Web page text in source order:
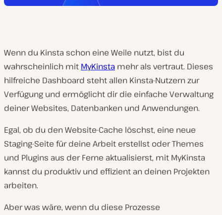
Wenn du Kinsta schon eine Weile nutzt, bist du
wahrscheinlich mit MyKinsta mehr als vertraut. Dieses
hilfreiche Dashboard steht allen Kinsta-Nutzern zur
Verfügung und ermöglicht dir die einfache Verwaltung
deiner Websites, Datenbanken und Anwendungen.
Egal, ob du den Website-Cache löschst, eine neue
Staging-Seite für deine Arbeit erstellst oder Themes
und Plugins aus der Ferne aktualisierst, mit MyKinsta
kannst du produktiv und effizient an deinen Projekten
arbeiten.
Aber was wäre, wenn du diese Prozesse